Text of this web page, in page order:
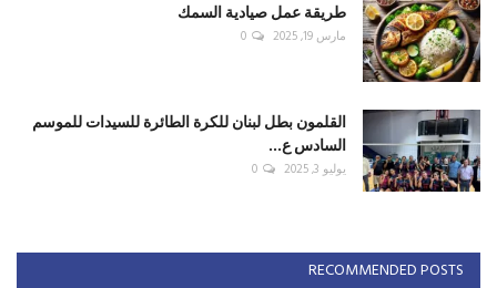
طريقة عمل صيادية السمك
مارس 19, 2025 0
القلمون بطل لبنان للكرة الطائرة للسيدات للموسم
السادس ع...
يوليو 3, 2025 0
RECOMMENDED POSTS